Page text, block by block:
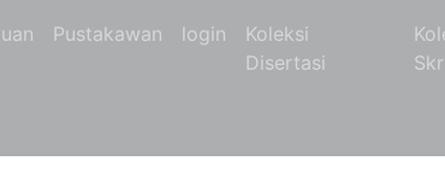
Pustakawan login
Koleksi
Disertasi